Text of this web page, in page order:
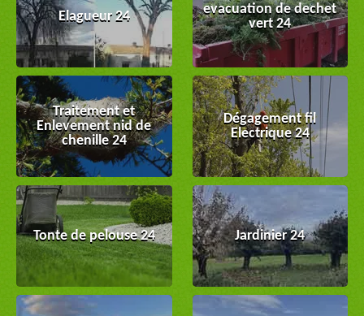
Elagueur 24
evacuation de dechet
vert 24
Traitement et
Enlevement nid de
chenille 24
Dégagement fil
Electrique 24
Tonte de pelouse 24 Jardinier 24